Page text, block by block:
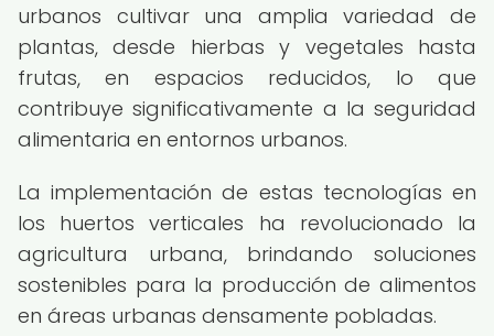
urbanos cultivar una amplia variedad de
plantas, desde hierbas y vegetales hasta
frutas, en espacios reducidos, lo que
contribuye significativamente a la seguridad
alimentaria en entornos urbanos.
La implementación de estas tecnologías en
los huertos verticales ha revolucionado la
agricultura urbana, brindando soluciones
sostenibles para la producción de alimentos
en áreas urbanas densamente pobladas.